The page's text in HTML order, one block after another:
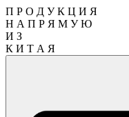
П Р О Д У К Ц И Я
Н А П Р Я М У Ю
И З
К И Т А Я